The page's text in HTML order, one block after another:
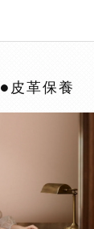
●皮革保養